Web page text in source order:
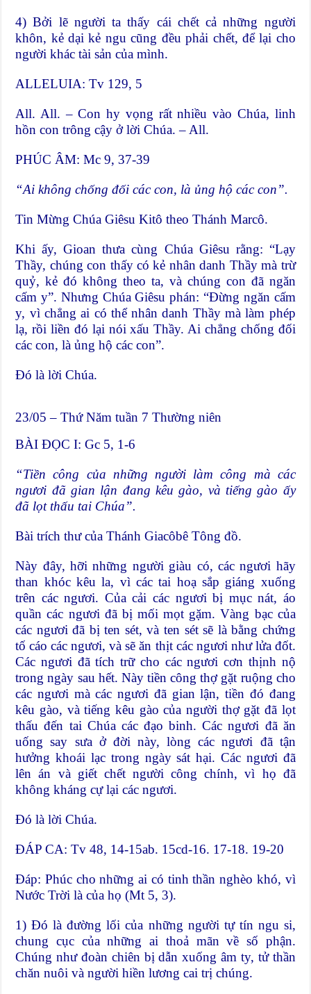
4) Bởi lẽ người ta thấy cái chết cả những người
khôn, kẻ dại kẻ ngu cũng đều phải chết, để lại cho
người khác tài sản của mình.
ALLELUIA: Tv 129, 5
All. All. – Con hy vọng rất nhiều vào Chúa, linh
hồn con trông cậy ở lời Chúa. – All.
PHÚC ÂM: Mc 9, 37-39
“Ai không chống đối các con, là ủng hộ các con”.
Tin Mừng Chúa Giêsu Kitô theo Thánh Marcô.
Khi ấy, Gioan thưa cùng Chúa Giêsu rằng: “Lạy
Thầy, chúng con thấy có kẻ nhân danh Thầy mà trừ
quỷ, kẻ đó không theo ta, và chúng con đã ngăn
cấm y”. Nhưng Chúa Giêsu phán: “Ðừng ngăn cấm
y, vì chẳng ai có thể nhân danh Thầy mà làm phép
lạ, rồi liền đó lại nói xấu Thầy. Ai chẳng chống đối
các con, là ủng hộ các con”.
Đó là lời Chúa.
23/05 – Thứ Năm tuần 7 Thường niên
BÀI ĐỌC I: Gc 5, 1-6
“Tiền công của những người làm công mà các
ngươi đãgian lận đang kêu gào, và tiếng gào ấy
đã lọt thấu tai Chúa”.
Bài trích thư của Thánh Giacôbê Tông đồ.
Này đây, hỡi những người giàu có, các ngươi hãy
than khóc kêu la, vì các tai hoạ sắp giáng xuống
trên các ngươi. Của cải các ngươi bị mục nát, áo
quần các ngươi đã bị mối mọt gặm. Vàng bạc của
các ngươi đã bị ten sét, và ten sét sẽ là bằng chứng
tố cáo các ngươi, và sẽ ăn thịt các ngươi như lửa đốt.
Các ngươi đã tích trữ cho các ngươi cơn thịnh nộ
trong ngày sau hết. Này tiền công thợ gặt ruộng cho
các ngươi mà các ngươi đã gian lận, tiền đó đang
kêu gào, và tiếng kêu gào của người thợ gặt đã lọt
thấu đến tai Chúa các đạo binh. Các ngươi đã ăn
uống say sưa ở đời này, lòng các ngươi đã tận
hưởng khoái lạc trong ngày sát hại. Các ngươi đã
lên án và giết chết người công chính, vì họ đã
không kháng cự lại các ngươi.
Ðó là lời Chúa.
ÐÁP CA: Tv 48, 14-15ab. 15cd-16. 17-18. 19-20
Ðáp: Phúc cho những ai có tinh thần nghèo khó, vì
Nước Trời là của họ (Mt 5, 3).
1) Ðó là đường lối của những người tự tín ngu si,
chung cục của những ai thoả mãn về số phận.
Chúng như đoàn chiên bị dẫn xuống âm ty, tử thần
chăn nuôi và người hiền lương cai trị chúng.